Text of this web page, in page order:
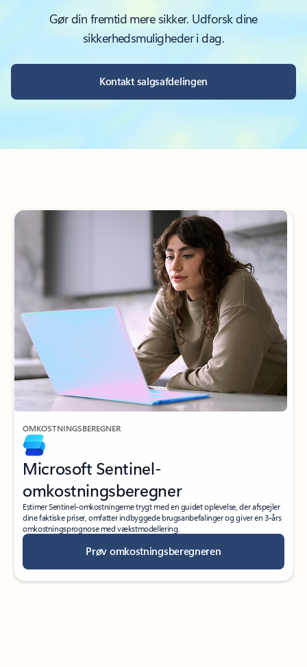
Gør din fremtid mere sikker. Udforsk dine
sikkerhedsmuligheder i dag.
Kontakt salgsafdelingen
OMKOSTNINGSBEREGNER
Microsoft Sentinel-
omkostningsberegner
Estimer Sentinel-omkostningerne trygt med en guidet oplevelse, der afspejler
dine faktiske priser, omfatter indbyggede brugsanbefalinger og giver en 3-års
omkostningsprognose med vækstmodellering.
Prøv omkostningsberegneren